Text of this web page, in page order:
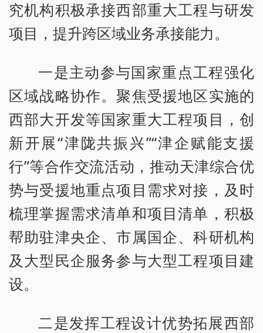
究机构积极承接西部重大工程与研发
项目，提升跨区域业务承接能力。
一是主动参与国家重点工程强化
区域战略协作。聚焦受援地区实施的
西部大开发等国家重大工程项目，创
新开展“津陇共振兴”“津企赋能支援
行”等合作交流活动，推动天津综合优
势与受援地重点项目需求对接，及时
梳理掌握需求清单和项目清单，积极
帮助驻津央企、市属国企、科研机构
及大型民企服务参与大型工程项目建
设。
二是发挥工程设计优势拓展西部